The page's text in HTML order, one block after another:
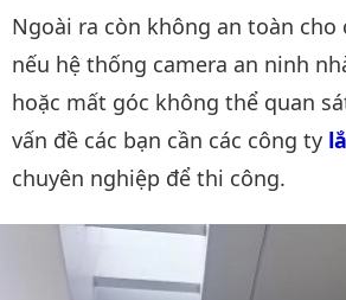
Ngoài ra còn không an toàn cho
nếu hệ thống camera an ninh
hoặc mất góc không thể quan
vấn đề các bạn cần các công ty
chuyên nghiệp để thi công.